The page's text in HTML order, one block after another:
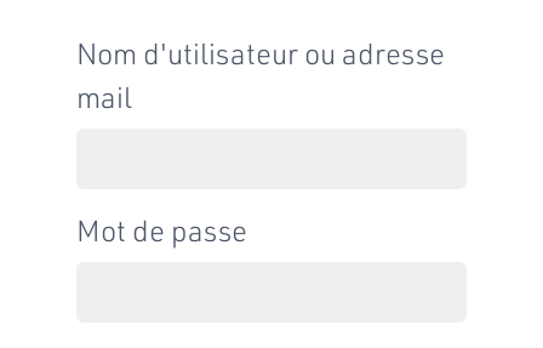
Nom d'utilisateur ou adresse
mail
Mot de passe